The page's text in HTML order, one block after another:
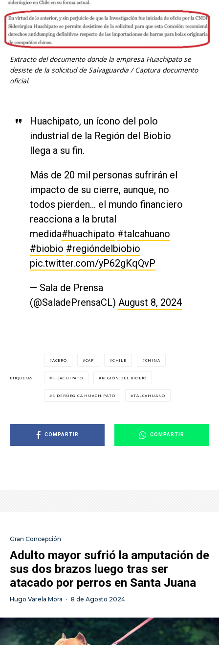
Extracto del documento donde la empresa Huachipato se
desiste de la solicitud de Salvaguardia / Captura documento
oficial.
Huachipato, un ícono del polo
industrial de la Región del Biobío
llega a su fin.
Más de 20 mil personas sufrirán el
impacto de su cierre, aunque, no
todos pierden… el mundo financiero
reacciona a la brutal
medida#huachipato #talcahuano
#biobio #regióndelbiobio
pic.twitter.com/yP62gKqQvP
— Sala de Prensa
(@SaladePrensaCL) August 8, 2024
ETIQUETAS
ACERO CAP CHILE CHINA
HUACHIPATO REGIÓN DEL BIOBÍO
SIDERÚRGICA HUACHIPATO TALCAHUANO
COMPARTIR COMPARTIR
Gran Concepción
Adulto mayor sufrió la amputación de
sus dos brazos luego tras ser
atacado por perros en Santa Juana
Hugo Varela Mora · 8 de Agosto 2024